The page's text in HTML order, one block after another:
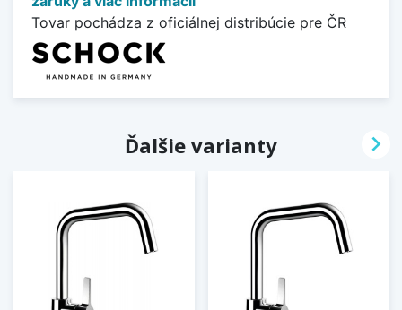
Tovar pochádza z oficiálnej distribúcie pre ČR
Ďalšie varianty 